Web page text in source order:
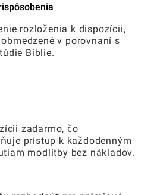
rozloženia k dispozícii,
v porovnaní s
Biblie.
zadarmo, čo
prístup k každodenným
modlitby bez nákladov.